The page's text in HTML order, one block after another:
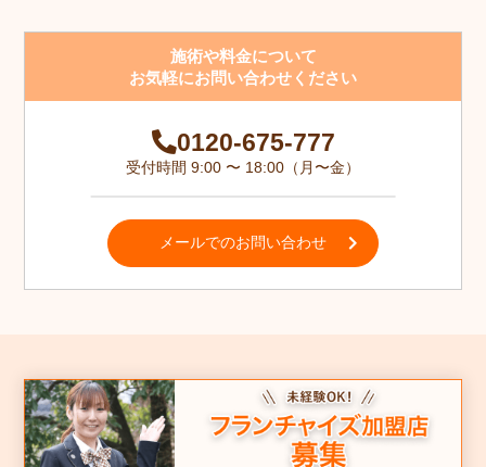
施術や料金について
お気軽にお問い合わせください
0120-675-777
受付時間 9:00 〜 18:00（月〜金）
メールでのお問い合わせ